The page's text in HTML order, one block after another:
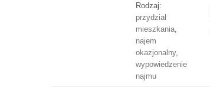
Rodzaj:
przydział
mieszkania,
najem
okazjonalny,
wypowiedzenie
najmu